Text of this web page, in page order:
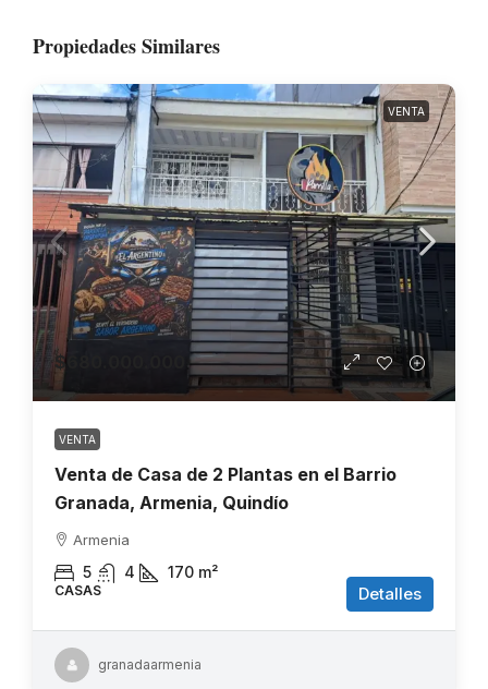
Propiedades Similares
VENTA
$680.000.000
VENTA
Venta de Casa de 2 Plantas en el Barrio
Granada, Armenia, Quindío
Armenia
5 4 170 m²
CASAS Detalles
granadaarmenia